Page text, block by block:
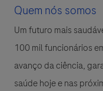
Quem nós somos
Um futuro mais
100 mil funcionários
avanço da ciência,
saúde hoje e nas